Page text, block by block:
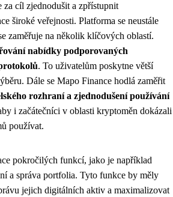
za cíl zjednodušit a zpřístupnit
široké veřejnosti. Platforma se neustále
zaměřuje na několik klíčových oblastí.
nabídky podporovaných
. To uživatelům poskytne větší
Dále se Mapo Finance hodlá zaměřit
rozhraní a zjednodušení používání
i začátečníci v oblasti kryptoměn dokázali
používat.
pokročilých funkcí, jako je například
a správa portfolia. Tyto funkce by měly
jejich digitálních aktiv a maximalizovat